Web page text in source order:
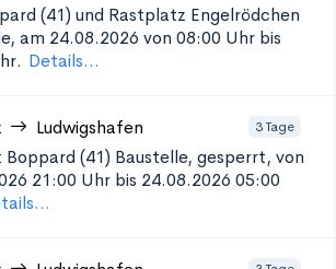
(41) und Rastplatz Engelrödchen
am 24.08.2026 von 08:00 Uhr bis
Details...
Ludwigshafen 3 Tage
Boppard (41) Baustelle, gesperrt, von
21:00 Uhr bis 24.08.2026 05:00